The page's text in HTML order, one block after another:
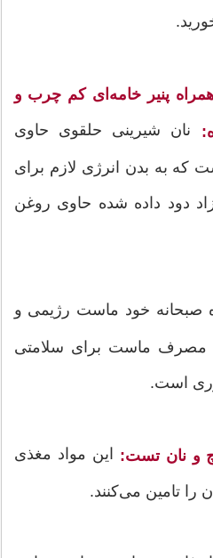
پنیر خامه‌ای کم چرب و
نان شیرینی حلقوی حاوی
که به بدن انرژی لازم برای
دود داده شده حاوی روغن
صبحانه خود ماست رژیمی و
مصرف ماست برای سلامتی
است.
این مواد مغذی
را تامین می‌کنند.